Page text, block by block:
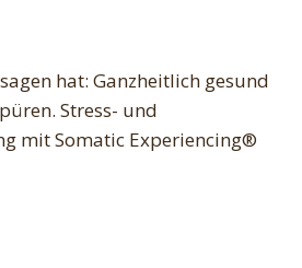
hat: Ganzheitlich gesund
Stress- und
mit Somatic Experiencing®